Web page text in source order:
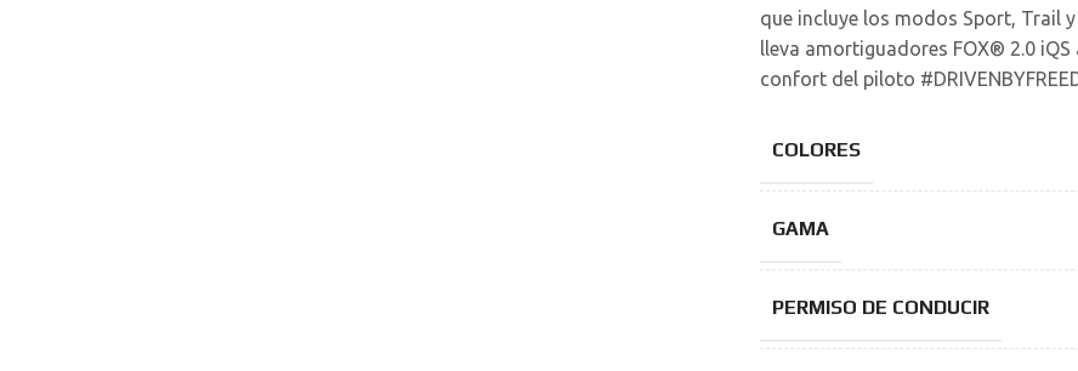
que incluye los modos Sport, Trail
lleva amortiguadores FOX® 2.0
confort del piloto
COLORES
GAMA
PERMISO DE CONDUCIR